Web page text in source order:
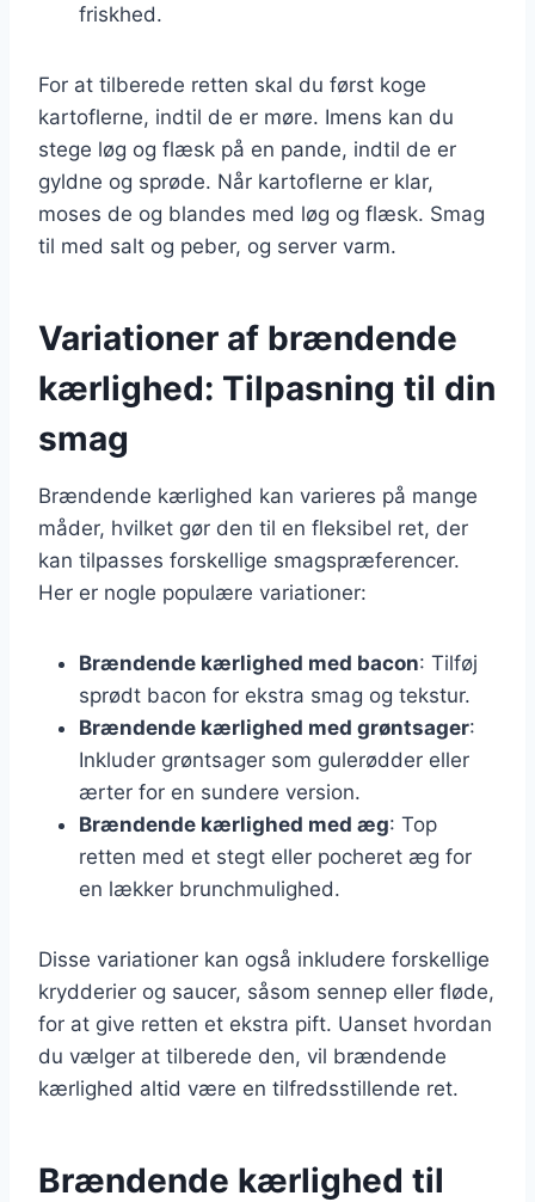
friskhed.
For at tilberede retten skal du først koge
kartoflerne, indtil de er møre. Imens kan du
stege løg og flæsk på en pande, indtil de er
gyldne og sprøde. Når kartoflerne er klar,
moses de og blandes med løg og flæsk. Smag
til med salt og peber, og server varm.
Variationer af brændende
kærlighed: Tilpasning til din
smag
Brændende kærlighed kan varieres på mange
måder, hvilket gør den til en fleksibel ret, der
kan tilpasses forskellige smagspræferencer.
Her er nogle populære variationer:
Brændende kærlighed med bacon: Tilføj
sprødt bacon for ekstra smag og tekstur.
Brændende kærlighed med grøntsager:
Inkluder grøntsager som gulerødder eller
ærter for en sundere version.
Brændende kærlighed med æg: Top
retten med et stegt eller pocheret æg for
en lækker brunchmulighed.
Disse variationer kan også inkludere forskellige
krydderier og saucer, såsom sennep eller fløde,
for at give retten et ekstra pift. Uanset hvordan
du vælger at tilberede den, vil brændende
kærlighed altid være en tilfredsstillende ret.
Brændende kærlighed til